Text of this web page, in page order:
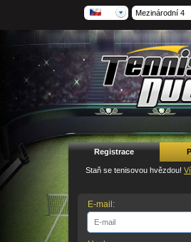
Mezinárodní 4
Registrace
Staň se tenisovou hvězdou!
E-mail: